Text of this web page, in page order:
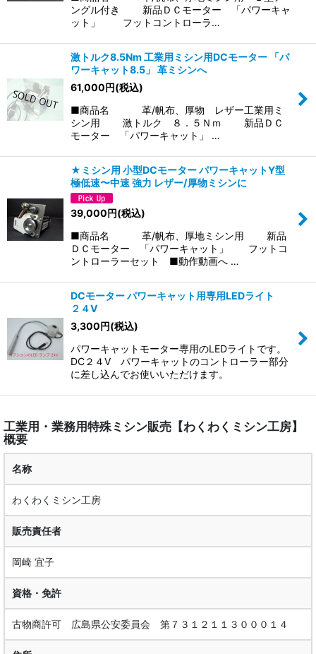
ングル付き 新品ＤＣモーター 「パワーキャ
ット」 フットコントローラ…
激トルク8.5Nm 工業用ミシン用DCモーター 「パ
ワーキャット8.5」 革ミシンへ
61,000円(税込)
■商品名 革/帆布、厚物 レザー工業用ミ
シン用 激トルク ８．５Ｎｍ 新品ＤＣ
モーター 「パワーキャット」 …
★ミシン用 小型DCモーター パワーキャットY型
極低速〜中速 強力 レザー/厚物ミシンに
39,000円(税込)
■商品名 革/帆布、厚地ミシン用 新品
ＤＣモーター 「パワーキャット」 フットコ
ントローラーセット ■動作動画へ …
DCモーター パワーキャット用専用LEDライト
２４V
3,300円(税込)
パワーキャットモーター専用のLEDライトです。
DC２４V パワーキャットのコントローラー部分
に差し込んでお使いいただけます。
工業用・業務用特殊ミシン販売【わくわくミシン工房】
概要
名称
わくわくミシン工房
販売責任者
岡崎 宜子
資格・免許
古物商許可 広島県公安委員会 第７３１２１１３０００１４